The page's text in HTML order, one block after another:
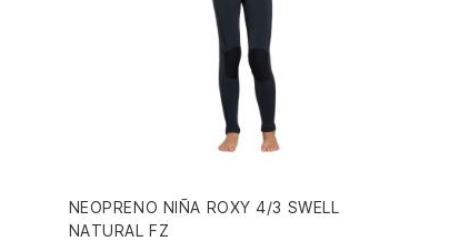
NEOPRENO NIÑA ROXY 4/3 SWELL
NATURAL FZ